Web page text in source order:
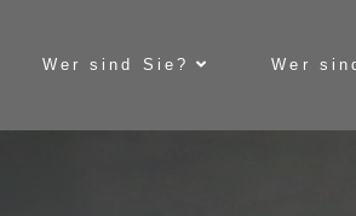
Wer sind Sie? Wer